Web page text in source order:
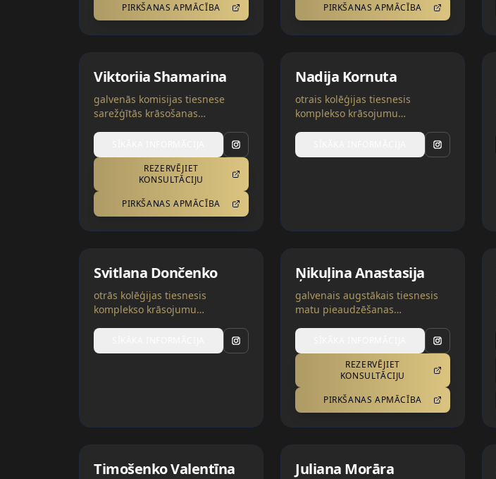
PIRKŠANAS APMĀCĪBA
PIRKŠANAS APMĀCĪBA
Viktoriia Shamarina
galvenās komisijas tiesnese
sarežģītās krāsošanas
REZERVĒJIET
KONSULTĀCIJU
PIRKŠANAS APMĀCĪBA
Nadija Kornuta
otrais kolēģijas tiesnesis
komplekso krāsojumu
Svitlana Dončenko
otrās kolēģijas tiesnesis
komplekso krāsojumu
Ņikuļina Anastasija
galvenais augstākais tiesnesis
matu pieaudzēšanas
trīs kategorijās | Polija, Ukraina
REZERVĒJIET
KONSULTĀCIJU
PIRKŠANAS APMĀCĪBA
Timošenko Valentīna Juliana Morāra